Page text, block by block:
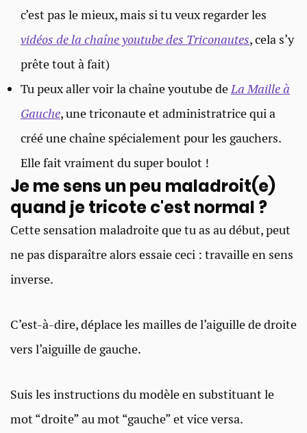
c’est pas le mieux, mais si tu veux regarder les
vidéos de la chaîne youtube des Triconautes, cela s’y
prête tout à fait)
Tu peux aller voir la chaîne youtube deLa Maille à
Gauche, une triconaute et administratrice qui a
créé une chaîne spécialement pour les gauchers.
Elle fait vraiment du super boulot !
Je me sens un peu maladroit(e)
quand je tricote c'est normal ?
Cette sensation maladroite que tu as au début, peut
ne pas disparaître alors essaie ceci : travaille en sens
inverse.
C’est-à-dire, déplace les mailles de l’aiguille de droite
vers l’aiguille de gauche.
Suis les instructions du modèle en substituant le
mot “droite” au mot “gauche” et vice versa.